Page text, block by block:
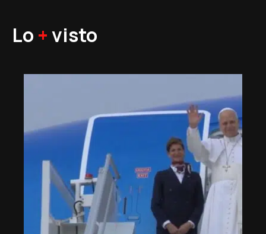
Lo +visto